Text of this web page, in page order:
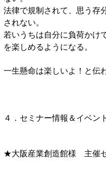
法律で規制されて、思う存
されない。
若いうちは自分に負荷かけ
を楽しめるようになる。
一生懸命は楽しいよ！と伝
４．セミナー情報＆イベン
★大阪産業創造館様 主催